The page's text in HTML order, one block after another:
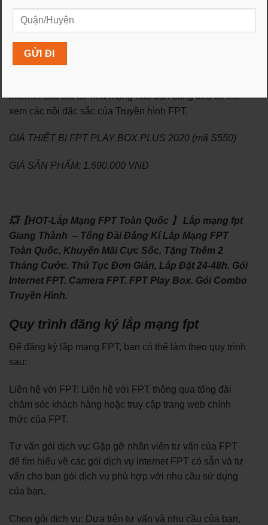
Tích hợp các tính năng nổi bật như Điều khiển giọng nói,
Smart Home, mua sắm Shopping TV trên màn hình tivi
internet của bất cứ nhà mạng nào bạn cũng đều có thể
xem các nội đặc sắc của Truyền hình FPT.
GIÁ THIẾT BỊ FPT PLAY BOX PLUS 2020 (mã S550)
GIÁ SẢN PHẨM: 1.690.000 VNĐ
💥【HOT-Lắp Mạng FPT Toàn Quốc 】 Lắp mạng fpt
Giang Thành – Tổng Đài Đăng Kí Lắp Mạng FPT
Toàn Quốc, Khuyến Mãi Cực Sốc, Tặng Thêm 2
Tháng Cước. Thủ Tục Đơn Giản, Lắp Đặt 24-48h. Gói
Internet FPT. Camera FPT. FPT Play Box. Gói Combo
Truyền Hình.
Quy trình đăng ký lắp mạng fpt
Để đăng ký lắp mạng FPT, bạn có thể làm theo quy trình
sau:
Liên hệ với FPT: Liên hệ với FPT thông qua tổng đài
chăm sóc khách hàng hoặc truy cập trang web chính
thức của FPT.
Tư vấn gói dịch vụ: Gặp gỡ nhân viên tư vấn của FPT
để tìm hiểu về các gói dịch vụ internet FPT có sẵn và tư
vấn cho bạn gói dịch vụ phù hợp với nhu cầu sử dụng
của bạn.
Chọn gói dịch vụ: Dựa trên tư vấn và nhu cầu của bạn,